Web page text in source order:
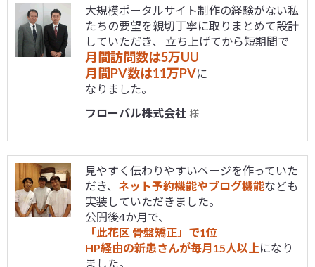
大規模ポータルサイト制作の経験がない私
たちの要望を親切丁寧に取りまとめて設計
していただき、 立ち上げてから短期間で
月間訪問数は5万UU
月間PV数は11万PVに
なりました。
フローバル株式会社 様
見やすく伝わりやすいページを作っていた
だき、 ネット予約機能やブログ機能なども
実装していただきました。
公開後4か月で、
「此花区 骨盤矯正」で1位
HP経由の新患さんが毎月15人以上になり
ました。